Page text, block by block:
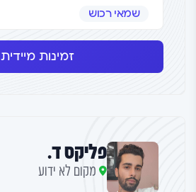
שמאי רכוש
זמינות מיידית
פליקס ד.
מקום לא ידוע